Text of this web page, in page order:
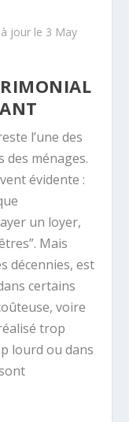
jour le 3 May
l’une des
ménages.
évidente :
un loyer,
Mais
décennies, est
certains
voire
trop
lourd ou dans